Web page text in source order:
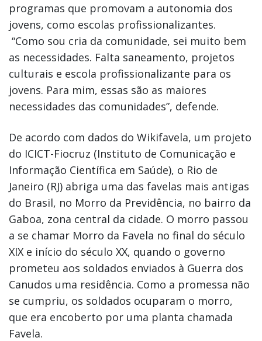
programas que promovam a autonomia dos
jovens, como escolas profissionalizantes.
“Como sou cria da comunidade, sei muito bem
as necessidades. Falta saneamento, projetos
culturais e escola profissionalizante para os
jovens. Para mim, essas são as maiores
necessidades das comunidades”, defende.
De acordo com dados do Wikifavela, um projeto
do ICICT-Fiocruz (Instituto de Comunicação e
Informação Científica em Saúde), o Rio de
Janeiro (RJ) abriga uma das favelas mais antigas
do Brasil, no Morro da Previdência, no bairro da
Gaboa, zona central da cidade. O morro passou
a se chamar Morro da Favela no final do século
XIX e início do século XX, quando o governo
prometeu aos soldados enviados à Guerra dos
Canudos uma residência. Como a promessa não
se cumpriu, os soldados ocuparam o morro,
que era encoberto por uma planta chamada
Favela.